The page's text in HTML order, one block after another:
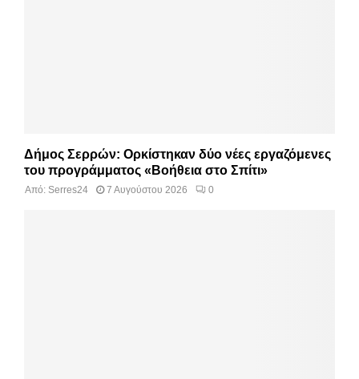
Δήμος Σερρών: Ορκίστηκαν δύο νέες εργαζόμενες
του προγράμματος «Βοήθεια στο Σπίτι»
Από: Serres24 7 Αυγούστου 2026 0